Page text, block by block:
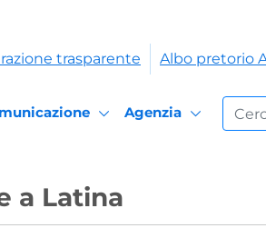
trasparente Albo pretorio
Agenzia
Cerca
a Latina